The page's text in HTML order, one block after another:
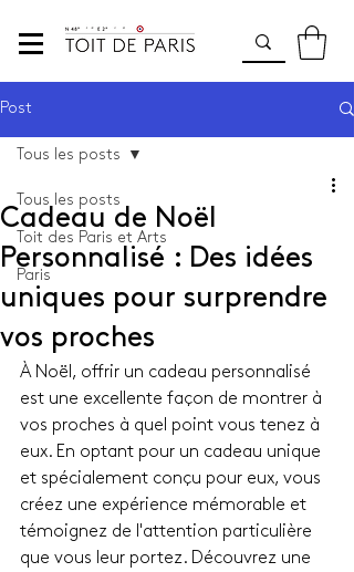
Post
Tous les posts
Toit des Paris et Arts
Paris
Tous les posts
Cadeau de Noël
Personnalisé : Des idées
uniques pour surprendre
vos proches
À Noël, offrir un cadeau personnalisé
est une excellente façon de montrer à
vos proches à quel point vous tenez à
eux. En optant pour un cadeau unique
et spécialement conçu pour eux, vous
créez une expérience mémorable et
témoignez de l'attention particulière
que vous leur portez. Découvrez une